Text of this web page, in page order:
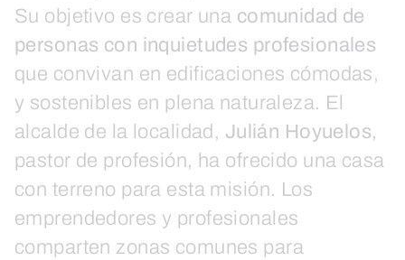
Su objetivo es crear una comunidad de
personas con inquietudes profesionales
que convivan en edificaciones cómodas,
y sostenibles en plena naturaleza. El
alcalde de la localidad, Julián Hoyuelos,
pastor de profesión, ha ofrecido una casa
con terreno para esta misión. Los
emprendedores y profesionales
comparten zonas comunes para